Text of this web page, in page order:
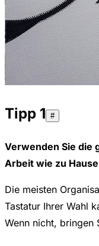
Tipp 1 #
Verwenden Sie die
Arbeit wie zu
Die meisten
Tastatur Ihrer Wahl
Wenn nicht, bringen